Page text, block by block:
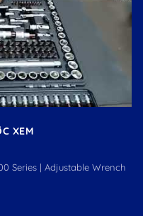
XEM
Series | Adjustable Wrench